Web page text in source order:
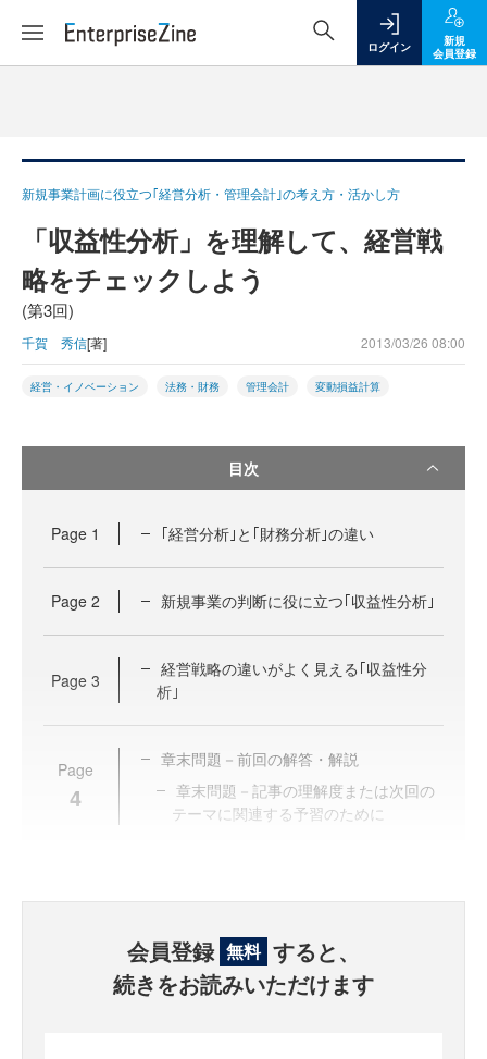
ログイン
新規
会員登録
新規事業計画に役立つ｢経営分析・管理会計｣の考え方・活かし方
「収益性分析」を理解して、経営戦
略をチェックしよう
(第3回)
千賀 秀信[著] 2013/03/26 08:00
経営・イノベーション 法務・財務 管理会計 変動損益計算
目次
Page 1 ｢経営分析｣と｢財務分析｣の違い
Page 2 新規事業の判断に役に立つ｢収益性分析｣
Page 3
経営戦略の違いがよく見える｢収益性分
析｣
Page
4
章末問題－前回の解答・解説
章末問題－記事の理解度または次回の
テーマに関連する予習のために
会員登録 無料 すると、
続きをお読みいただけます